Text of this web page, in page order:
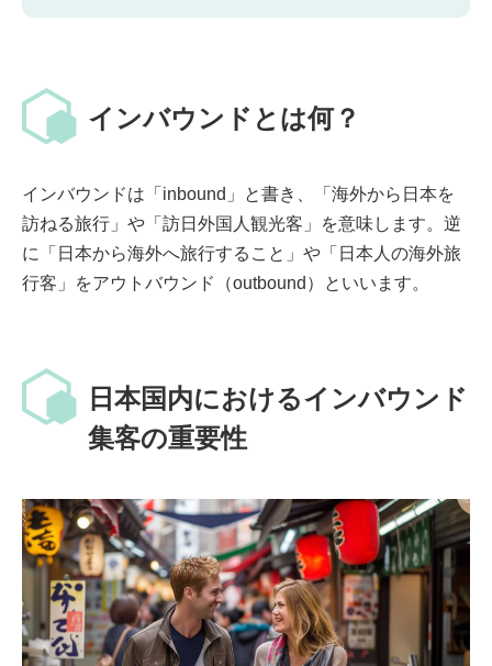
インバウンドとは何？
インバウンドは「inbound」と書き、「海外から日本を
訪ねる旅行」や「訪日外国人観光客」を意味します。逆
に「日本から海外へ旅行すること」や「日本人の海外旅
行客」をアウトバウンド（outbound）といいます。
日本国内におけるインバウンド
集客の重要性